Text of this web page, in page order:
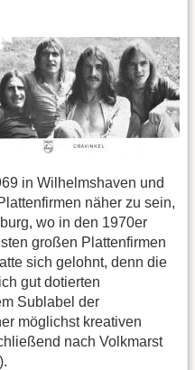
in Wilhelmshaven und
näher zu sein,
wo in den 1970er
großen Plattenfirmen
sich gelohnt, denn die
gut dotierten
Sublabel der
möglichst kreativen
nach Volkmarst